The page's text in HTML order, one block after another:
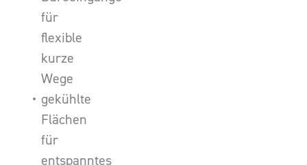
für
flexible
kurze
Wege
gekühlte
Flächen
für
entspanntes